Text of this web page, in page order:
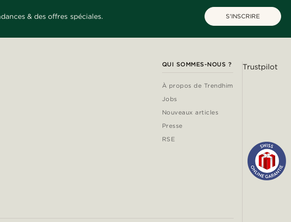
& des offres spéciales. S'INSCRIRE
QUI SOMMES-NOUS ?
À propos de Trendhim
Jobs
Nouveaux articles
Presse
RSE
Trustpilot